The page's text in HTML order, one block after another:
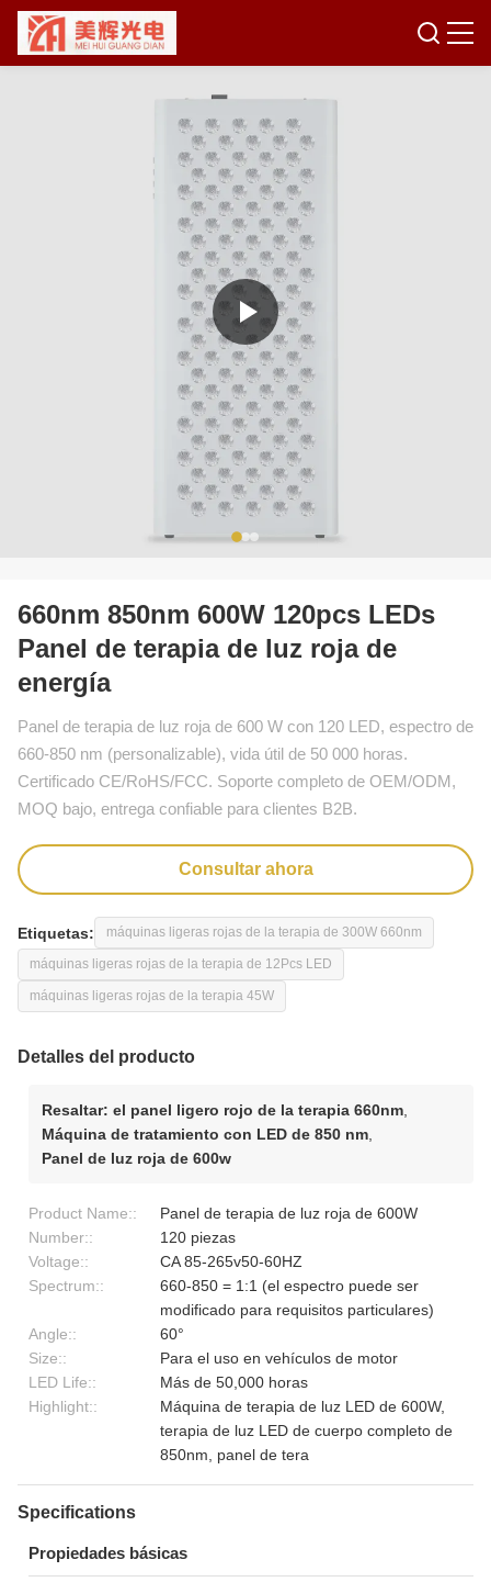
660nm 850nm 600W 120pcs LEDs
Panel de terapia de luz roja de
energía
Panel de terapia de luz roja de 600 W con 120 LED, espectro de
660-850 nm (personalizable), vida útil de 50 000 horas.
Certificado CE/RoHS/FCC. Soporte completo de OEM/ODM,
MOQ bajo, entrega confiable para clientes B2B.
Consultar ahora
Etiquetas: máquinas ligeras rojas de la terapia de 300W 660nm
máquinas ligeras rojas de la terapia de 12Pcs LED
máquinas ligeras rojas de la terapia 45W
Detalles del producto
Resaltar: el panel ligero rojo de la terapia 660nm
Máquina de tratamiento con LED de 850 nm
Panel de luz roja de 600w
Product Name::
Panel de terapia de luz roja de 600W
Number::
120 piezas
Voltage::
CA 85-265v50-60HZ
Spectrum::
660-850 = 1:1 (el espectro puede ser
modificado para requisitos particulares)
Angle::
60°
Size::
Para el uso en vehículos de motor
LED Life::
Más de 50,000 horas
Highlight::
Máquina de terapia de luz LED de 600W,
terapia de luz LED de cuerpo completo de
850nm, panel de tera
Specifications
Propiedades básicas